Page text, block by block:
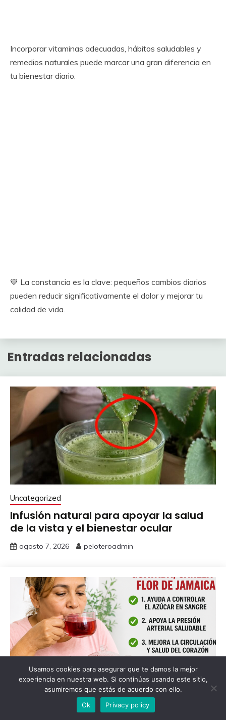
Incorporar vitaminas adecuadas, hábitos saludables y
remedios naturales puede marcar una gran diferencia en
tu bienestar diario.
💙 La constancia es la clave: pequeños cambios diarios
pueden reducir significativamente el dolor y mejorar tu
calidad de vida.
Entradas relacionadas
Uncategorized
Infusión natural para apoyar la salud
de la vista y el bienestar ocular
agosto 7, 2026 peloteroadmin
Uncategorized
Infusión de hoja de guayaba, canela y
Usamos cookies para asegurar que te damos la mejor
experiencia en nuestra web. Si continúas usando este sitio,
asumiremos que estás de acuerdo con ello.
Ok
Privacy policy